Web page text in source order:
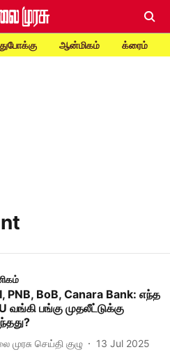
ஆன்மிகம் க்ரைம்
PNB, BoB, Canara Bank: எந்த
வங்கி பங்கு முதலீட்டுக்கு
முரசு செய்தி குழு
13 Jul 2025